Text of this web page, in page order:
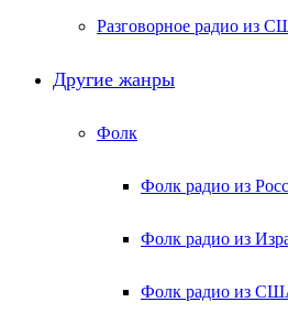
Разговорное радио из
Другие жанры
Фолк
Фолк радио из
Фолк радио из
Фолк радио из